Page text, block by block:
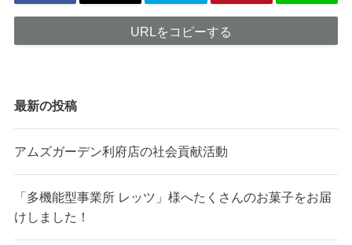
URLをコピーする
最新の投稿
アムズガーデン利府店の社会貢献活動
「多機能型事業所 レッツ」様へたくさんのお菓子をお届
けしました！